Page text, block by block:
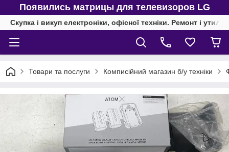
Появились матрицы для телевизоров LG
Скупка і викуп електроніки, офісної техніки. Ремонт і
Товари та послуги Комписійний магазин б/у техніки